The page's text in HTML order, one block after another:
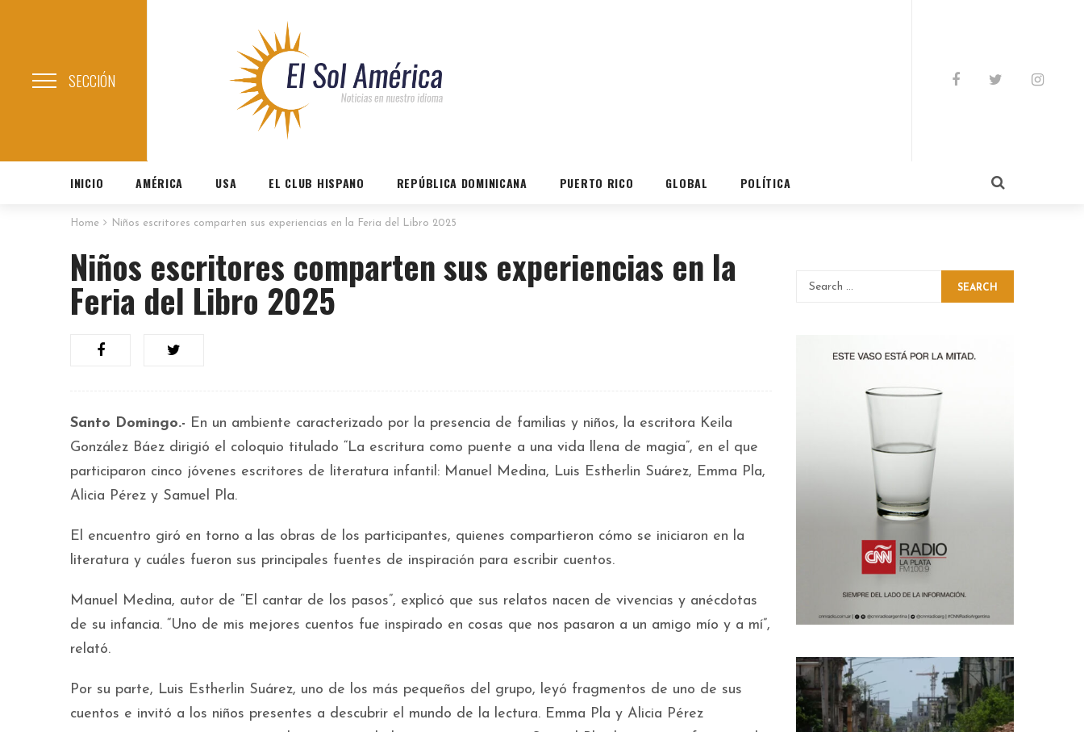
SECCIÓN
INICIO AMÉRICA USA EL CLUB HISPANO REPÚBLICA DOMINICANA PUERTO RICO GLOBAL POLÍTICA
Home Niños escritores comparten sus experiencias en la Feria del Libro 2025
Niños escritores comparten sus experiencias en la
Feria del Libro 2025
Santo Domingo.- En un ambiente caracterizado por la presencia de familias y niños, la escritora Keila
González Báez dirigió el coloquio titulado “La escritura como puente a una vida llena de magia”, en el que
participaron cinco jóvenes escritores de literatura infantil: Manuel Medina, Luis Estherlin Suárez, Emma Pla,
Alicia Pérez y Samuel Pla.
El encuentro giró en torno a las obras de los participantes, quienes compartieron cómo se iniciaron en la
literatura y cuáles fueron sus principales fuentes de inspiración para escribir cuentos.
Manuel Medina, autor de “El cantar de los pasos”, explicó que sus relatos nacen de vivencias y anécdotas
de su infancia. “Uno de mis mejores cuentos fue inspirado en cosas que nos pasaron a un amigo mío y a mí”,
relató.
Por su parte, Luis Estherlin Suárez, uno de los más pequeños del grupo, leyó fragmentos de uno de sus
cuentos e invitó a los niños presentes a descubrir el mundo de la lectura. Emma Pla y Alicia Pérez
SEARCH